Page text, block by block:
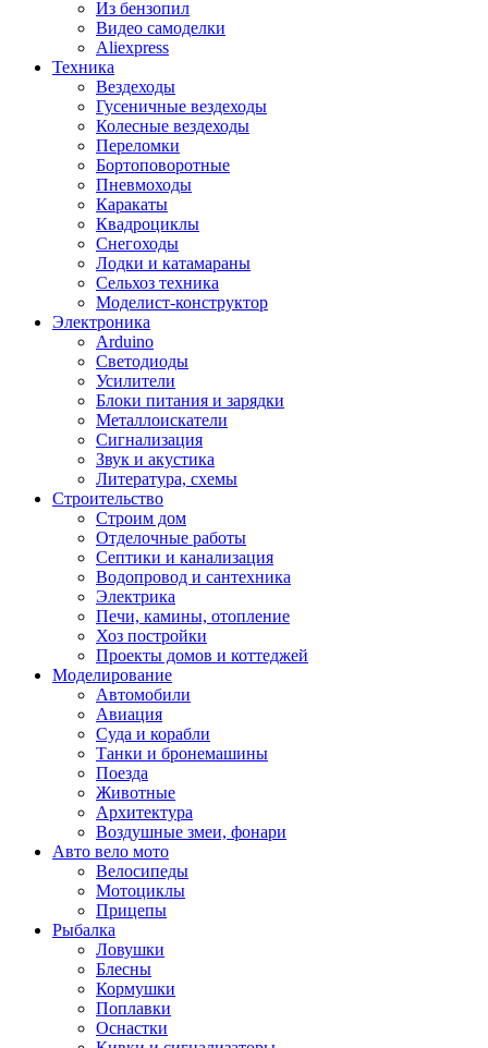
Из бензопил
Видео самоделки
Aliexpress
Техника
Вездеходы
Гусеничные вездеходы
Колесные вездеходы
Переломки
Бортоповоротные
Пневмоходы
Каракаты
Квадроциклы
Снегоходы
Лодки и катамараны
Сельхоз техника
Моделист-конструктор
Электроника
Arduino
Светодиоды
Усилители
Блоки питания и зарядки
Металлоискатели
Сигнализация
Звук и акустика
Литература, схемы
Строительство
Строим дом
Отделочные работы
Септики и канализация
Водопровод и сантехника
Электрика
Печи, камины, отопление
Хоз постройки
Проекты домов и коттеджей
Моделирование
Автомобили
Авиация
Суда и корабли
Танки и бронемашины
Поезда
Животные
Архитектура
Воздушные змеи, фонари
Авто вело мото
Велосипеды
Мотоциклы
Прицепы
Рыбалка
Ловушки
Блесны
Кормушки
Поплавки
Оснастки